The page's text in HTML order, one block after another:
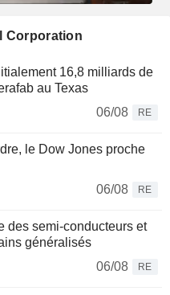
Corporation
16,8 milliards de
au Texas
06/08
RE
le Dow Jones proche
06/08
RE
des semi-conducteurs et
généralisés
06/08
RE